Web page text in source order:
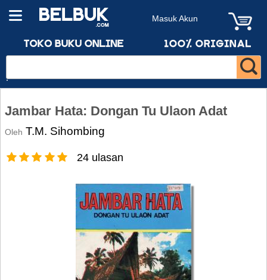
Masuk Akun
Jambar Hata: Dongan Tu Ulaon Adat
Oleh T.M. Sihombing
24 ulasan